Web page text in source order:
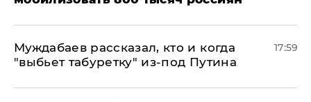
Муждабаев рассказал, кто и когда
"выбьет табуретку" из-под Путина
17:59